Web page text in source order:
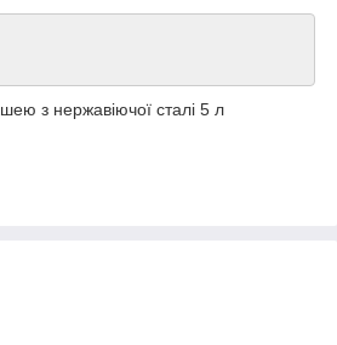
з нержавіючої сталі 5 л